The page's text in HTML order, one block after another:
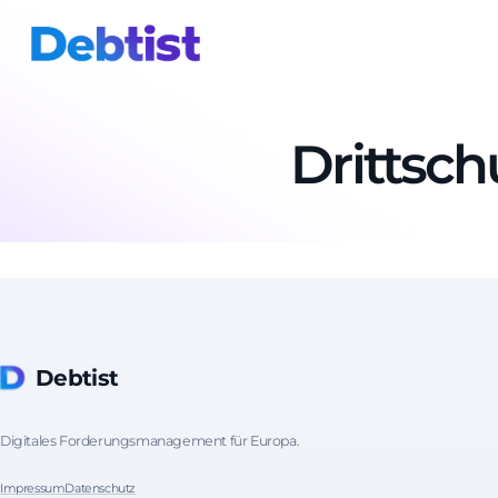
Debtist
Digitales Forderungsmanagement für Europa.
ImpressumDatenschutz